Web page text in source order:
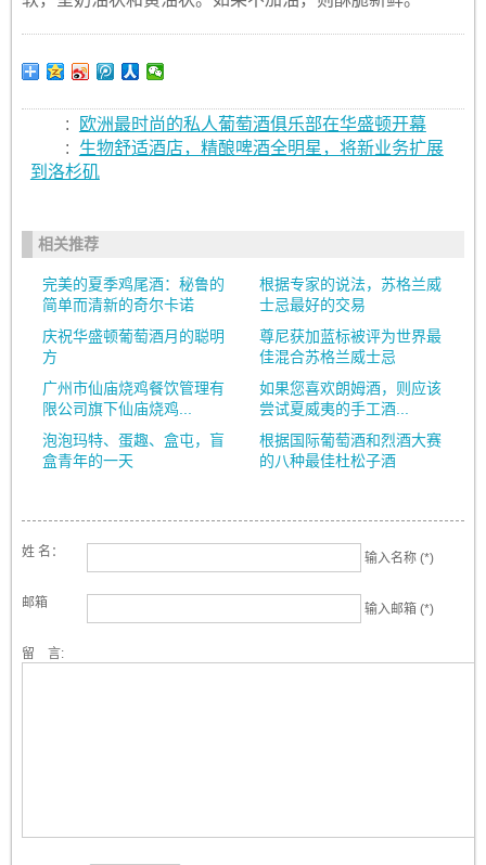
:
欧洲最时尚的私人葡萄酒俱乐部在华盛顿开幕
:
生物舒适酒店，精酿啤酒全明星，将新业务扩展
到洛杉矶
相关推荐
完美的夏季鸡尾酒：秘鲁的
简单而清新的奇尔卡诺
根据专家的说法，苏格兰威
士忌最好的交易
庆祝华盛顿葡萄酒月的聪明
方
尊尼获加蓝标被评为世界最
佳混合苏格兰威士忌
广州市仙庙烧鸡餐饮管理有
限公司旗下仙庙烧鸡...
如果您喜欢朗姆酒，则应该
尝试夏威夷的手工酒...
泡泡玛特、蛋趣、盒屯，盲
盒青年的一天
根据国际葡萄酒和烈酒大赛
的八种最佳杜松子酒
姓 名： 输入名称 (*)
邮箱 输入邮箱 (*)
留 言: